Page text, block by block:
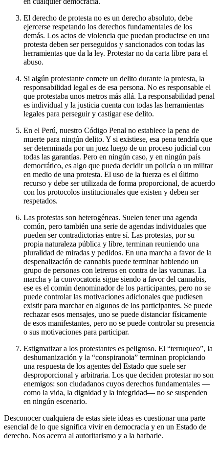
El derecho de protesta no es un derecho absoluto, debe
ejercerse respetando los derechos fundamentales de los
demás. Los actos de violencia que puedan producirse en una
protesta deben ser perseguidos y sancionados con todas las
herramientas que da la ley. Protestar no da carta libre para el
abuso.
Si algún protestante comete un delito durante la protesta, la
responsabilidad legal es de esa persona. No es responsable el
que protestaba unos metros más allá. La responsabilidad penal
es individual y la justicia cuenta con todas las herramientas
legales para perseguir y castigar ese delito.
En el Perú, nuestro Código Penal no establece la pena de
muerte para ningún delito. Y si existiese, esa pena tendría que
ser determinada por un juez luego de un proceso judicial con
todas las garantías. Pero en ningún caso, y en ningún país
democrático, es algo que pueda decidir un policía o un militar
en medio de una protesta. El uso de la fuerza es el último
recurso y debe ser utilizada de forma proporcional, de acuerdo
con los protocolos institucionales que existen y deben ser
respetados.
Las protestas son heterogéneas. Suelen tener una agenda
común, pero también una serie de agendas individuales que
pueden ser contradictorias entre sí. Las protestas, por su
propia naturaleza pública y libre, terminan reuniendo una
pluralidad de miradas y pedidos. En una marcha a favor de la
despenalización de cannabis puede terminar habiendo un
grupo de personas con letreros en contra de las vacunas. La
marcha y la convocatoria sigue siendo a favor del cannabis,
ese es el común denominador de los participantes, pero no se
puede controlar las motivaciones adicionales que pudiesen
existir para marchar en algunos de los participantes. Se puede
rechazar esos mensajes, uno se puede distanciar físicamente
de esos manifestantes, pero no se puede controlar su presencia
o sus motivaciones para participar.
Estigmatizar a los protestantes es peligroso. El “terruqueo”, la
deshumanización y la “conspiranoia” terminan propiciando
una respuesta de los agentes del Estado que suele ser
desproporcional y arbitraria. Los que deciden protestar no son
enemigos: son ciudadanos cuyos derechos fundamentales —
como la vida, la dignidad y la integridad— no se suspenden
en ningún escenario.
Desconocer cualquiera de estas siete ideas es cuestionar una parte
esencial de lo que significa vivir en democracia y en un Estado de
derecho. Nos acerca al autoritarismo y a la barbarie.